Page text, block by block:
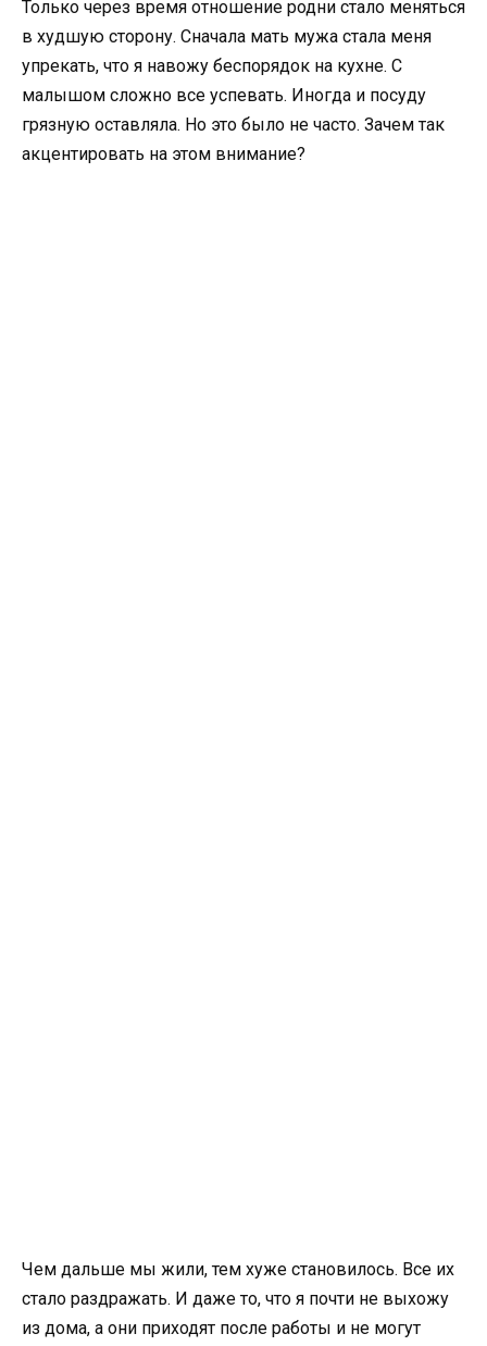
Только через время отношение родни стало меняться
в худшую сторону. Сначала мать мужа стала меня
упрекать, что я навожу беспорядок на кухне. С
малышом сложно все успевать. Иногда и посуду
грязную оставляла. Но это было не часто. Зачем так
акцентировать на этом внимание?
Чем дальше мы жили, тем хуже становилось. Все их
стало раздражать. И даже то, что я почти не выхожу
из дома, а они приходят после работы и не могут